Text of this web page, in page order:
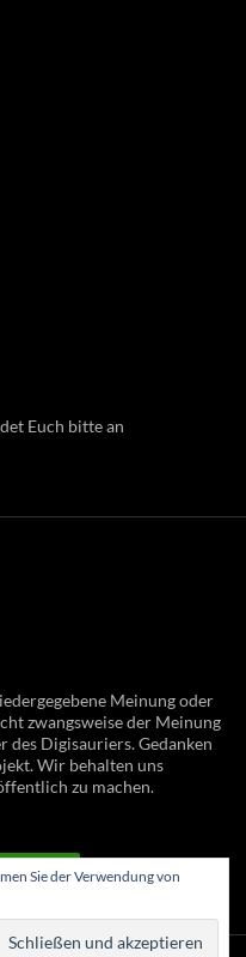
Euch bitte an
Meinung oder
zwangsweise der Meinung
Digisauriers. Gedanken
Wir behalten uns
zu machen.
Sie der Verwendung von